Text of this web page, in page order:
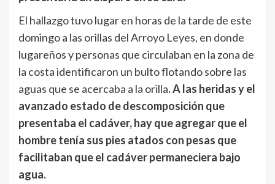
El hallazgo tuvo lugar en horas de la tarde de este
domingo a las orillas del Arroyo Leyes, en donde
lugareños y personas que circulaban en la zona de
la costa identificaron un bulto flotando sobre las
aguas que se acercaba a la orilla. A las heridas y el
avanzado estado de descomposición que
presentaba el cadáver, hay que agregar que el
hombre tenía sus pies atados con pesas que
facilitaban que el cadáver permaneciera bajo
agua.